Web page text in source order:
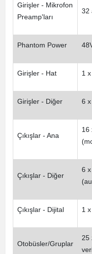
Girişler - Mikrofon
Preamp'ları
32
Phantom Power
Girişler - Hat 1
Girişler - Diğer 6 x
Çıkışlar - Ana
16
Çıkışlar - Diğer
6
Çıkışlar - Dijital 1
Otobüsler/Gruplar
25